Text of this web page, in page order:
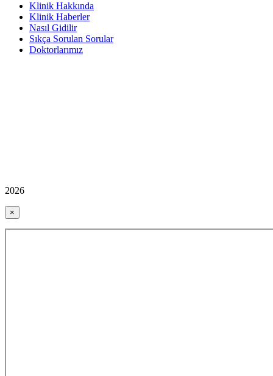
Klinik Hakkında
Klinik Haberler
Nasıl Gidilir
Sıkça Sorulan Sorular
Doktorlarımız
2026
×